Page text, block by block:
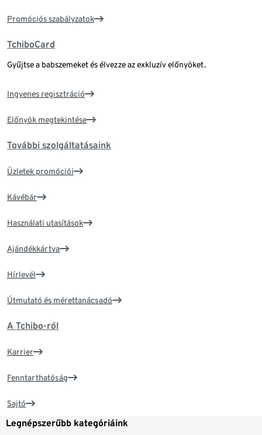
Promóciós szabályzatok
TchiboCard
Gyűjtse a babszemeket és élvezze az exkluzív előnyöket.
Ingyenes regisztráció
Előnyök megtekintése
További szolgáltatásaink
Üzletek promóciói
Kávébár
Használati utasítások
Ajándékkártya
Hírlevél
Útmutató és mérettanácsadó
A Tchibo-ról
Karrier
Fenntarthatóság
Sajtó
Legnépszerűbb kategóriáink